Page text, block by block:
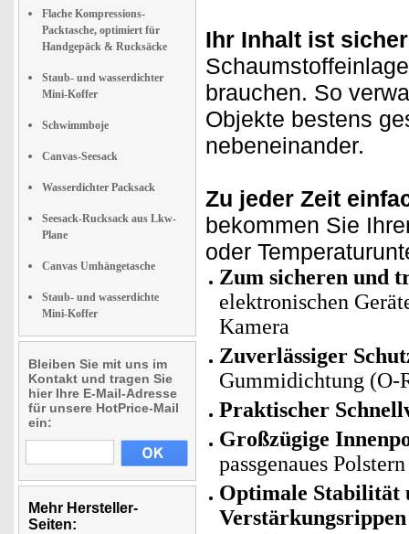
Flache Kompressions-
Packtasche, optimiert für
Handgepäck & Rucksäcke
Staub- und wasserdichter
Mini-Koffer
Schwimmboje
Canvas-Seesack
Wasserdichter Packsack
Seesack-Rucksack aus Lkw-
Plane
Canvas Umhängetasche
Staub- und wasserdichte
Mini-Koffer
Bleiben Sie mit uns im
Kontakt und tragen Sie
hier Ihre E-Mail-Adresse
für unsere HotPrice-Mail
ein:
Mehr Hersteller-
Seiten:
Ihr Inhalt ist
brauchen. So
Objekte bestens
nebeneinander.
Zu jeder Zeit
bekommen Sie
oder
Zum sicheren und
elektronischen
Kamera
Zuverlässiger
Gummidichtung (O-
Praktischer
Großzügige
passgenaues
Optimale Stabilität
Verstärkungsrippen